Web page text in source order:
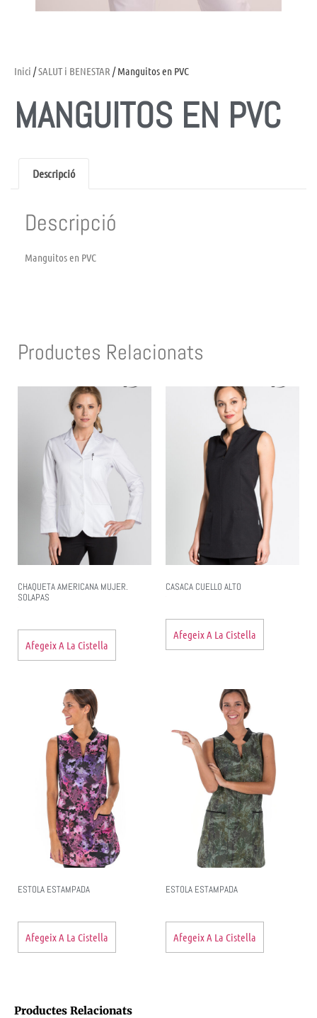
Inici /SALUT i BENESTAR / Manguitos en PVC
MANGUITOS EN PVC
Descripció
Descripció
Manguitos en PVC
Productes Relacionats
CHAQUETA AMERICANA MUJER.
SOLAPAS
Afegeix A La Cistella
CASACA CUELLO ALTO
Afegeix A La Cistella
ESTOLA ESTAMPADA
Afegeix A La Cistella
ESTOLA ESTAMPADA
Afegeix A La Cistella
Productes Relacionats